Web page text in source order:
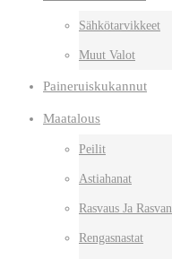
Sähkötarvikkeet
Muut Valot
Paineruiskukannut
Maatalous
Peilit
Astiahanat
Rasvaus Ja
Rengasnastat